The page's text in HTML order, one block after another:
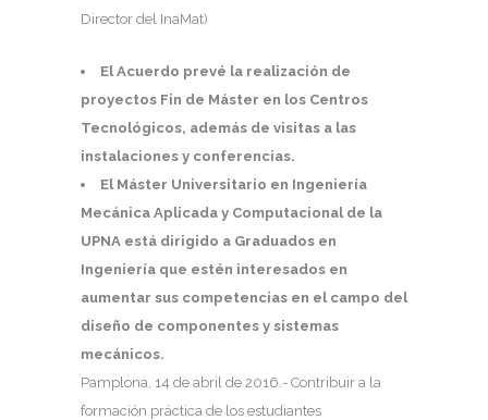
Director del InaMat)
El Acuerdo prevé la realización de
proyectos Fin de Máster en los Centros
Tecnológicos, además de visitas a las
instalaciones y conferencias.
El Máster Universitario en Ingeniería
Mecánica Aplicada y Computacional de la
UPNA está dirigido a Graduados en
Ingeniería que estén interesados en
aumentar sus competencias en el campo del
diseño de componentes y sistemas
mecánicos.
Pamplona, 14 de abril de 2016.- Contribuir a la
formación práctica de los estudiantes